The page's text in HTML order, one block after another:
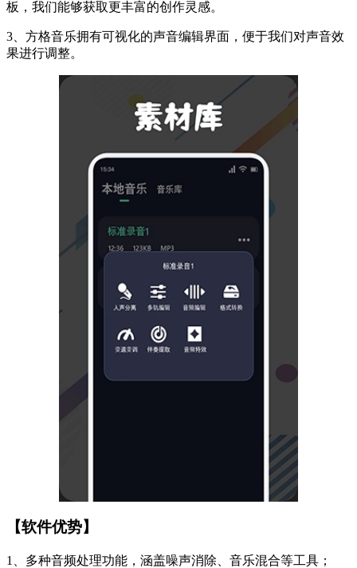
板，我们能够获取更丰富的创作灵感。
3、方格音乐拥有可视化的声音编辑界面，便于我们对声音效
果进行调整。
【软件优势】
1、多种音频处理功能，涵盖噪声消除、音乐混合等工具；